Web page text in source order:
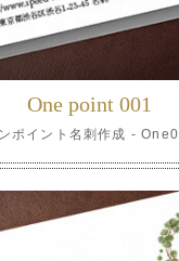
One point 001
ポイント名刺作成 -